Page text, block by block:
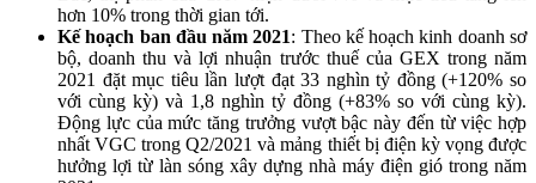
hơn 10% trong thời gian tới.
Kế hoạch ban đầu năm 2021: Theo kế hoạch kinh doanh sơ
bộ, doanh thu và lợi nhuận trước thuế của GEX trong năm
2021 đặt mục tiêu lần lượt đạt 33 nghìn tỷ đồng (+120% so
với cùng kỳ) và 1,8 nghìn tỷ đồng (+83% so với cùng kỳ).
Động lực của mức tăng trưởng vượt bậc này đến từ việc hợp
nhất VGC trong Q2/2021 và mảng thiết bị điện kỳ vọng được
hưởng lợi từ làn sóng xây dựng nhà máy điện gió trong năm